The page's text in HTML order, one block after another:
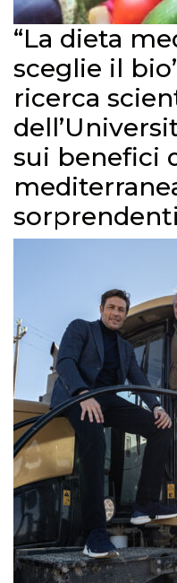
“La dieta
sceglie il
ricerca
sui benefici
sorprendenti